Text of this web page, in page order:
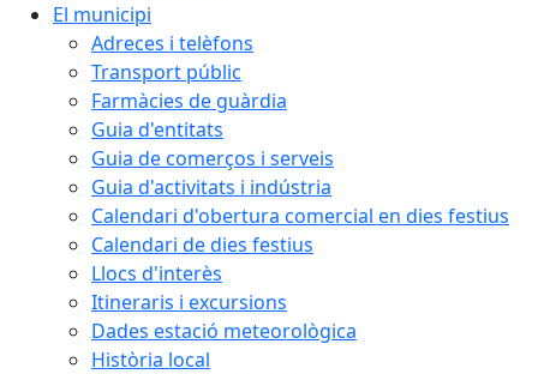
El municipi
Adreces i telèfons
Transport públic
Farmàcies de guàrdia
Guia d'entitats
Guia de comerços i serveis
Guia d'activitats i indústria
Calendari d'obertura comercial en dies festius
Calendari de dies festius
Llocs d'interès
Itineraris i excursions
Dades estació meteorològica
Història local